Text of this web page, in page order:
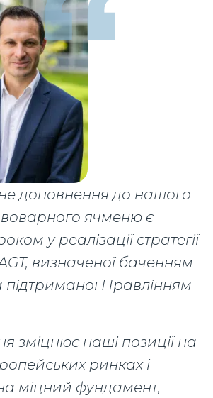
доповнення до нашого
ячменю є
у реалізації стратегії
визначеної баченням
підтриманої Правлінням
зміцнює наші позиції на
ринках і
міцний фундамент,